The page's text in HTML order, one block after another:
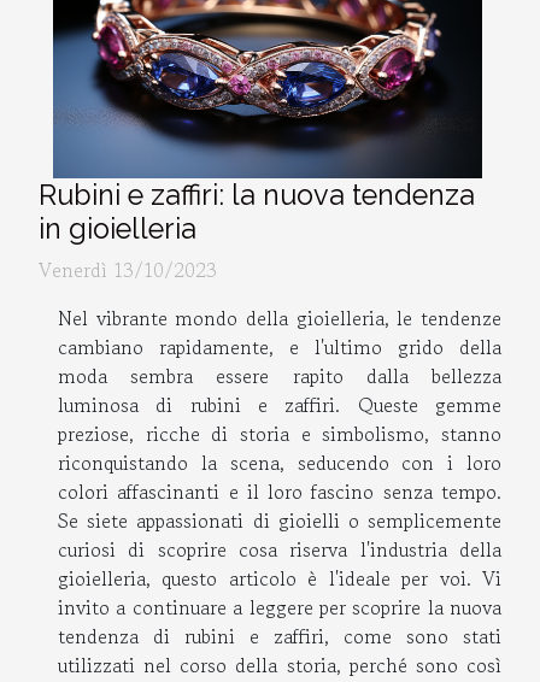
Rubini e zaffiri: la nuova tendenza
in gioielleria
Venerdì 13/10/2023
Nel vibrante mondo della gioielleria, le tendenze
cambiano rapidamente, e l'ultimo grido della
moda sembra essere rapito dalla bellezza
luminosa di rubini e zaffiri. Queste gemme
preziose, ricche di storia e simbolismo, stanno
riconquistando la scena, seducendo con i loro
colori affascinanti e il loro fascino senza tempo.
Se siete appassionati di gioielli o semplicemente
curiosi di scoprire cosa riserva l'industria della
gioielleria, questo articolo è l'ideale per voi. Vi
invito a continuare a leggere per scoprire la nuova
tendenza di rubini e zaffiri, come sono stati
utilizzati nel corso della storia, perché sono così